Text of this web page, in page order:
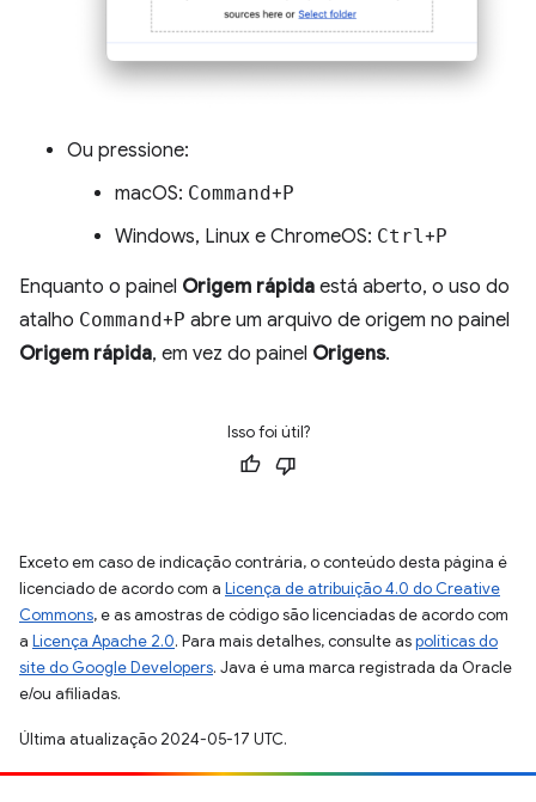
Ou pressione:
macOS: Command+ P
Windows, Linux e ChromeOS: Ctrl+ P
Enquanto o painel Origem rápida está aberto, o uso do
atalho Command+ P abre um arquivo de origem no painel
Origem rápida, em vez do painel Origens.
Isso foi útil?
Exceto em caso de indicação contrária, o conteúdo desta página é
licenciado de acordo com a Licença de atribuição 4.0 do Creative
Commons, e as amostras de código são licenciadas de acordo com
a Licença Apache 2.0. Para mais detalhes, consulte aspolíticas do
site do Google Developers. Java é uma marca registrada da Oracle
e/ou afiliadas.
Última atualização 2024-05-17 UTC.